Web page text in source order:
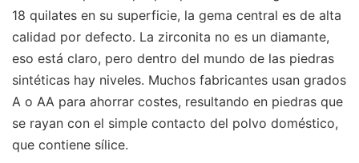
18 quilates en su superficie, la gema central es de alta
calidad por defecto. La zirconita no es un diamante,
eso está claro, pero dentro del mundo de las piedras
sintéticas hay niveles. Muchos fabricantes usan grados
A o AA para ahorrar costes, resultando en piedras que
se rayan con el simple contacto del polvo doméstico,
que contiene sílice.